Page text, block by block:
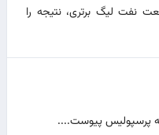
نفت لیگ برتری، نتیجه را
پرسپولیس پیوست....